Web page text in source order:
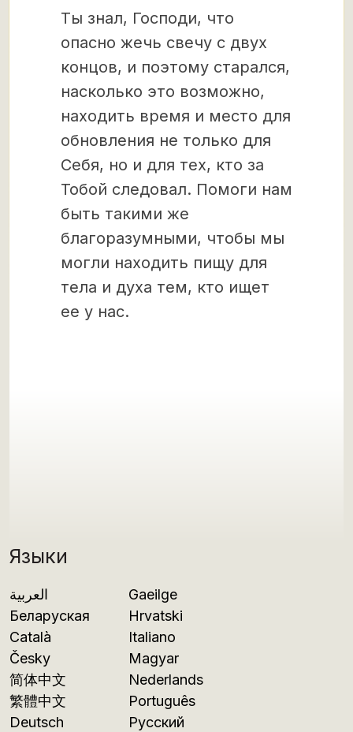
Языки
العربية
Беларуская
Català
Česky
简体中文
繁體中文
Deutsch
Gaeilge
Hrvatski
Italiano
Magyar
Nederlands
Português
Русский
Ты знал, Господи, что
опасно жечь свечу с двух
концов, и поэтому старался,
насколько это возможно,
находить время и место для
обновления не только для
Себя, но и для тех, кто за
Тобой следовал. Помоги нам
быть такими же
благоразумными, чтобы мы
могли находить пищу для
тела и духа тем, кто ищет
ее у нас.